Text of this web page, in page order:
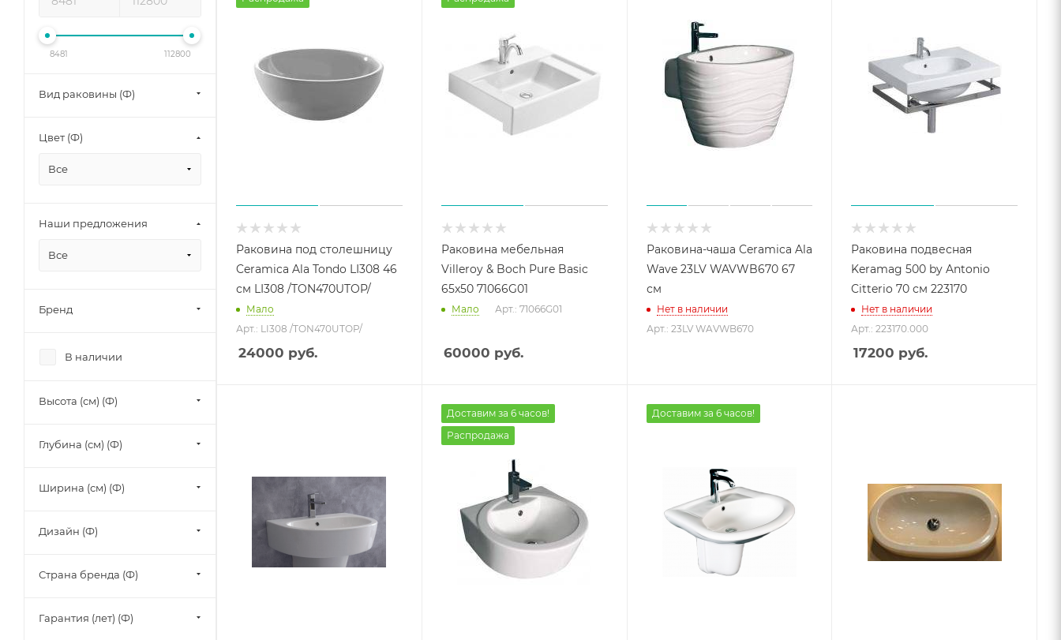
Раковина под столешницу
Ceramica Ala Tondo LI308 46
см LI308 /TON470UTOP/
Мало
Арт.: LI308 /TON470UTOP/
24000 руб.
Раковина мебельная
Villeroy & Boch Pure Basic
65x50 71066G01
Мало Арт.: 71066G01
60000 руб.
Раковина-чаша Ceramica Ala
Wave 23LV WAVWB670 67
см
Нет в наличии
Арт.: 23LV WAVWB670
Раковина подвесная
Keramag 500 by Antonio
Citterio 70 см 223170
Нет в наличии
Арт.: 223170.000
17200 руб.
Доставим за 6 часов!
Распродажа
Доставим за 6 часов!
8481 112800
Вид раковины (Ф)
Цвет (Ф)
Все
Наши предложения
Все
Бренд
В наличии
Высота (см) (Ф)
Глубина (см) (Ф)
Ширина (см) (Ф)
Дизайн (Ф)
Страна бренда (Ф)
Гарантия (лет) (Ф)